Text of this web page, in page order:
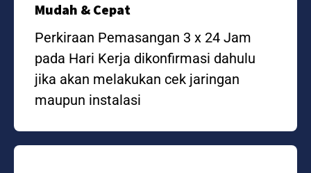
Mudah & Cepat
Perkiraan Pemasangan 3 x 24 Jam
pada Hari Kerja dikonfirmasi dahulu
jika akan melakukan cek jaringan
maupun instalasi